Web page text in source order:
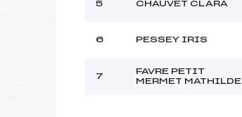
5 CHAUVET CLARA
6 PESSEY IRIS
7
FAVRE PETIT
MERMET MATHILDE